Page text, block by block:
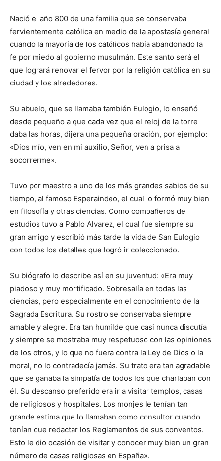
Nació el año 800 de una familia que se conservaba
fervientemente católica en medio de la apostasía general
cuando la mayoría de los católicos había abandonado la
fe por miedo al gobierno musulmán. Este santo será el
que logrará renovar el fervor por la religión católica en su
ciudad y los alrededores.
Su abuelo, que se llamaba también Eulogio, lo enseñó
desde pequeño a que cada vez que el reloj de la torre
daba las horas, dijera una pequeña oración, por ejemplo:
«Dios mío, ven en mi auxilio, Señor, ven a prisa a
socorrerme».
Tuvo por maestro a uno de los más grandes sabios de su
tiempo, al famoso Esperaindeo, el cual lo formó muy bien
en filosofía y otras ciencias. Como compañeros de
estudios tuvo a Pablo Alvarez, el cual fue siempre su
gran amigo y escribió más tarde la vida de San Eulogio
con todos los detalles que logró ir coleccionado.
Su biógrafo lo describe así en su juventud: «Era muy
piadoso y muy mortificado. Sobresalía en todas las
ciencias, pero especialmente en el conocimiento de la
Sagrada Escritura. Su rostro se conservaba siempre
amable y alegre. Era tan humilde que casi nunca discutía
y siempre se mostraba muy respetuoso con las opiniones
de los otros, y lo que no fuera contra la Ley de Dios o la
moral, no lo contradecía jamás. Su trato era tan agradable
que se ganaba la simpatía de todos los que charlaban con
él. Su descanso preferido era ir a visitar templos, casas
de religiosos y hospitales. Los monjes le tenían tan
grande estima que lo llamaban como consultor cuando
tenían que redactar los Reglamentos de sus conventos.
Esto le dio ocasión de visitar y conocer muy bien un gran
número de casas religiosas en España».